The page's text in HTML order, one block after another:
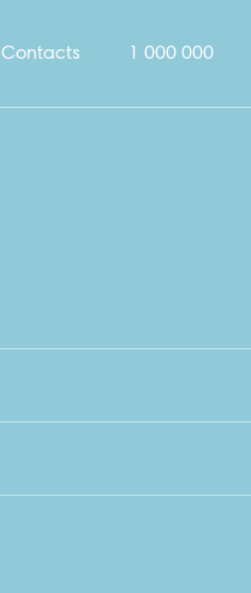
Contacts 1 000 000